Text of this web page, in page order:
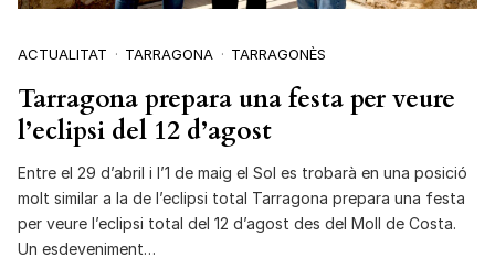
ACTUALITAT TARRAGONA TARRAGONÈS
Tarragona prepara una festa per veure
l’eclipsi del 12 d’agost
Entre el 29 d’abril i l’1 de maig el Sol es trobarà en una posició
molt similar a la de l’eclipsi total Tarragona prepara una festa
per veure l’eclipsi total del 12 d’agost des del Moll de Costa.
Un esdeveniment…